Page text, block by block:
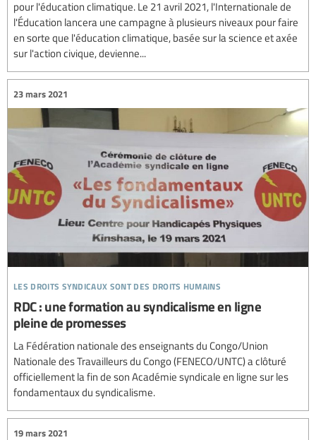
pour l'éducation climatique. Le 21 avril 2021, l'Internationale de
l'Éducation lancera une campagne à plusieurs niveaux pour faire
en sorte que l'éducation climatique, basée sur la science et axée
sur l'action civique, devienne...
les droits syndicaux sont des droits humains
23 mars 2021
RDC : une formation au syndicalisme en ligne
pleine de promesses
La Fédération nationale des enseignants du Congo/Union
Nationale des Travailleurs du Congo (FENECO/UNTC) a clôturé
officiellement la fin de son Académie syndicale en ligne sur les
fondamentaux du syndicalisme.
19 mars 2021